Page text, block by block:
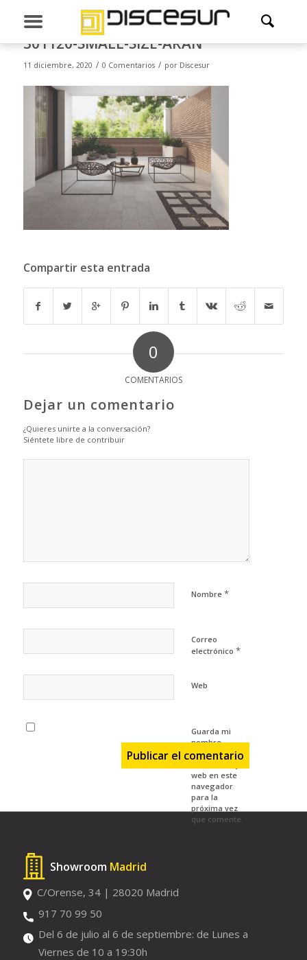
301120-SMALL-SIZE-ARAN
11 diciembre, 2020 / 0 Comentarios / por Discesur
Compartir esta entrada
0
COMENTARIOS
Dejar un comentario
¿Quieres unirte a la conversación?
Siéntete libre de contribuir
Nombre *
Correo
electrónico *
Web
Guarda mi
nombre,
correo
web en este
navegador
para la
próxima vez
que comente.
Showroom Madrid
C/Orense, 34 | 28020 Madrid
917 70 99 50
Del 6 de julio al 6 de septiembre: de Lunes a
Viernes de 10 a 19:30h